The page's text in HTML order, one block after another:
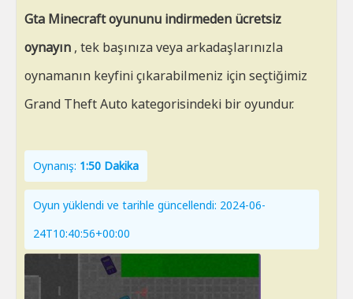
Gta Minecraft oyununu indirmeden ücretsiz
oynayın , tek başınıza veya arkadaşlarınızla
oynamanın keyfini çıkarabilmeniz için seçtiğimiz
Grand Theft Auto kategorisindeki bir oyundur.
Oynanış: 1:50 Dakika
Oyun yüklendi ve tarihle güncellendi: 2024-06-
24T10:40:56+00:00